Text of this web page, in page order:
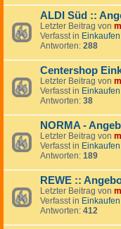
ALDI Süd ::
Letzter Beitrag von
Verfasst in
Antworten: 288
Centershop
Letzter Beitrag von
Verfasst in
Antworten: 38
NORMA -
Letzter Beitrag von
Verfasst in
Antworten: 189
REWE ::
Letzter Beitrag von
Verfasst in
Antworten: 412